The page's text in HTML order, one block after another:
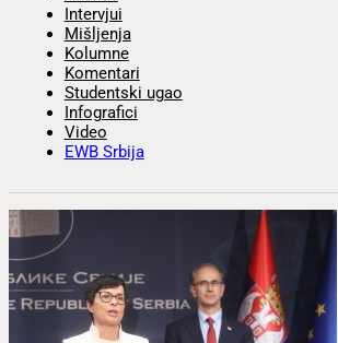
Intervjui
Mišljenja
Kolumne
Komentari
Studentski ugao
Infografici
Video
EWB Srbija